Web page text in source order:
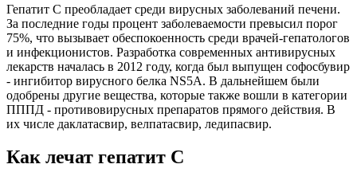
Гепатит С преобладает среди вирусных заболеваний печени.
За последние годы процент заболеваемости превысил порог
75%, что вызывает обеспокоенность среди врачей-гепатологов
и инфекционистов. Разработка современных антивирусных
лекарств началась в 2012 году, когда был выпущен софосбувир
- ингибитор вирусного белка NS5A. В дальнейшем были
одобрены другие вещества, которые также вошли в категории
ПППД - противовирусных препаратов прямого действия. В
их числе даклатасвир, велпатасвир, ледипасвир.
Как лечат гепатит С